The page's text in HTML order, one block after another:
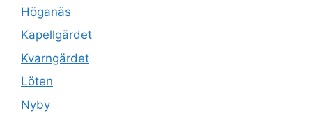
Höganäs
Kapellgärdet
Kvarngärdet
Löten
Nyby